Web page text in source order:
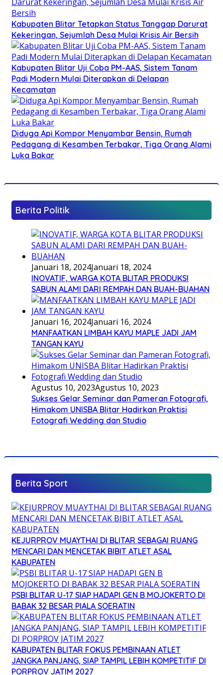
Kabupaten Blitar Tetapkan Status Tanggap Darurat
Kekeringan, Sejumlah Desa Mulai Krisis Air Bersih
Kabupaten Blitar Uji Coba PM-AAS, Sistem Tanam
Padi Modern Mulai Diterapkan di Delapan
Kecamatan
Diduga Api Kompor Menyambar Bensin, Rumah
Pedagang di Kesamben Terbakar, Tiga Orang Alami
Luka Bakar
Berita Politik
Januari 18, 2024Januari 18, 2024
INOVATIF, WARGA KOTA BLITAR PRODUKSI
SABUN ALAMI DARI REMPAH DAN BUAH-BUAHAN
Januari 16, 2024Januari 16, 2024
MANFAATKAN LIMBAH KAYU MAPLE JADI JAM
TANGAN KAYU
Agustus 10, 2023Agustus 10, 2023
Sukses Gelar Seminar dan Pameran Fotografi,
Himakom UNISBA Blitar Hadirkan Praktisi
Fotografi Wedding dan Studio
Berita Sport
KEJURPROV MUAYTHAI DI BLITAR SEBAGAI RUANG
MENCARI DAN MENCETAK BIBIT ATLET ASAL
KABUPATEN
PSBI BLITAR U-17 SIAP HADAPI GEN B MOJOKERTO DI
BABAK 32 BESAR PIALA SOERATIN
KABUPATEN BLITAR FOKUS PEMBINAAN ATLET
JANGKA PANJANG, SIAP TAMPIL LEBIH KOMPETITIF DI
PORPROV JATIM 2027